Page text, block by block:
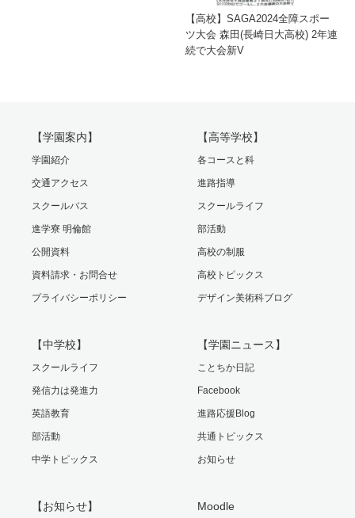
【高校】SAGA2024全障スポー
ツ大会 森田(長崎日大高校) 2年連
続で大会新V
【学園案内】
学園紹介
交通アクセス
スクールバス
進学寮 明倫館
公開資料
資料請求・お問合せ
プライバシーポリシー
【高等学校】
各コースと科
進路指導
スクールライフ
部活動
高校の制服
高校トピックス
デザイン美術科ブログ
【中学校】
スクールライフ
発信力は発進力
英語教育
部活動
中学トピックス
【学園ニュース】
ことちか日記
Facebook
進路応援Blog
共通トピックス
お知らせ
【お知らせ】 Moodle